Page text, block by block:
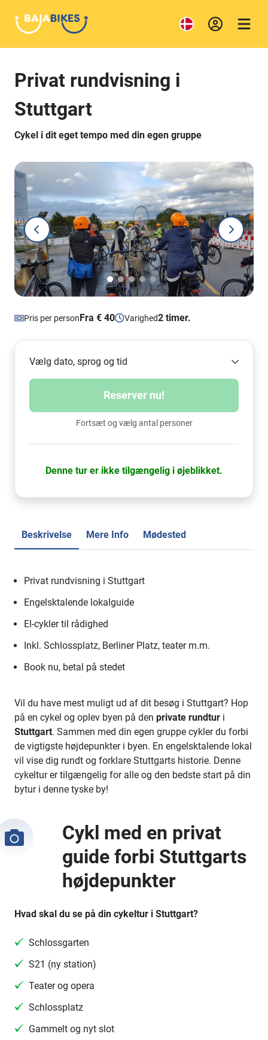
Privat rundvisning i
Stuttgart
Cykel i dit eget tempo med din egen gruppe
Pris per personFra € 40 Varighed2 timer.
Vælg dato, sprog og tid
Reserver nu!
Fortsæt og vælg antal personer
Denne tur er ikke tilgængelig i øjeblikket.
Beskrivelse Mere Info Mødested
Privat rundvisning i Stuttgart
Engelsktalende lokalguide
El-cykler til rådighed
Inkl. Schlossplatz, Berliner Platz, teater m.m.
Book nu, betal på stedet
Vil du have mest muligt ud af dit besøg i Stuttgart? Hop
på en cykel og oplev byen på den private rundtur i
Stuttgart. Sammen med din egen gruppe cykler du forbi
de vigtigste højdepunkter i byen. En engelsktalende lokal
vil vise dig rundt og forklare Stuttgarts historie. Denne
cykeltur er tilgængelig for alle og den bedste start på din
bytur i denne tyske by!
Cykl med en privat
guide forbi Stuttgarts
højdepunkter
Hvad skal du se på din cykeltur i Stuttgart?
Schlossgarten
S21 (ny station)
Teater og opera
Schlossplatz
Gammelt og nyt slot